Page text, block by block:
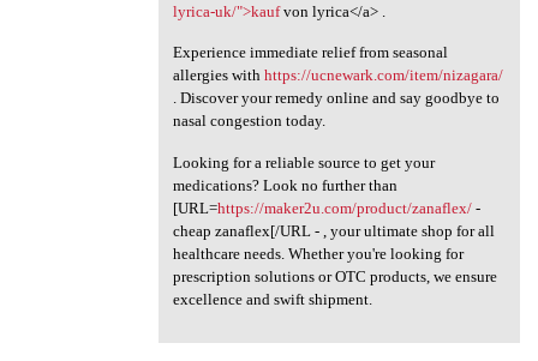
lyrica-uk/">kaufvon lyrica</a> .
Experience immediate relief from seasonal
allergies with https://ucnewark.com/item/nizagara/
. Discover your remedy online and say goodbye to
nasal congestion today.
Looking for a reliable source to get your
medications? Look no further than
[URL=https://maker2u.com/product/zanaflex/-
cheap zanaflex[/URL - , your ultimate shop for all
healthcare needs. Whether you're looking for
prescription solutions or OTC products, we ensure
excellence and swift shipment.